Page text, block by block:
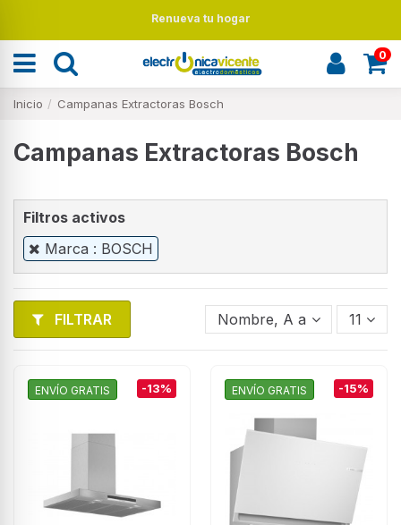
Renueva tu hogar
0
Inicio Campanas Extractoras Bosch
Campanas Extractoras Bosch
Filtros activos
Marca : BOSCH
FILTRAR Nombre, A a Z 11
ENVÍO GRATIS -13% ENVÍO GRATIS -15%